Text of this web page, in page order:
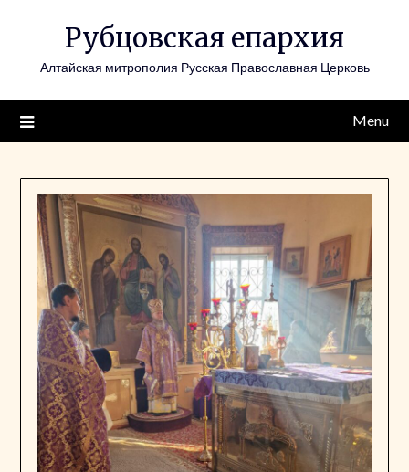
Рубцовская епархия
Алтайская митрополия Русская Православная Церковь
Menu